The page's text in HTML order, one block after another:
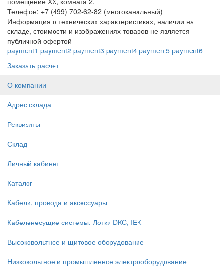
Телефон: +7 (499) 702-62-82 (многоканальный)
Информация о технических характеристиках, наличии на
складе, стоимости и изображениях товаров не является
публичной офертой
payment1 payment2 payment3 payment4 payment5 payment6
Заказать расчет
О компании
Адрес склада
Реквизиты
Склад
Личный кабинет
Каталог
Кабели, провода и аксессуары
Кабеленесущие системы. Лотки DKC, IEK
Высоковольтное и щитовое оборудование
Низковольтное и промышленное электрооборудование